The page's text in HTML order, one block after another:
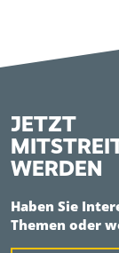
JETZT
WERDEN
Haben Sie
Themen oder